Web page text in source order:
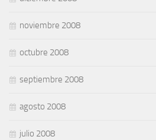
noviembre 2008
octubre 2008
septiembre 2008
agosto 2008
julio 2008